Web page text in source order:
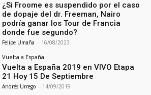
¿Si Froome es suspendido por el caso
de dopaje del dr. Freeman, Nairo
podría ganar los Tour de Francia
donde fue segundo?
Felipe Umaña - 16/08/2023
Vuelta a España
Vuelta a España 2019 en VIVO Etapa
21 Hoy 15 De Septiembre
Andrés Urrego - 14/09/2019